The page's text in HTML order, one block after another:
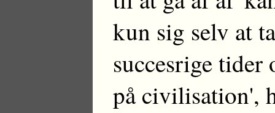
kun sig selv at
succesrige
på civilisation',